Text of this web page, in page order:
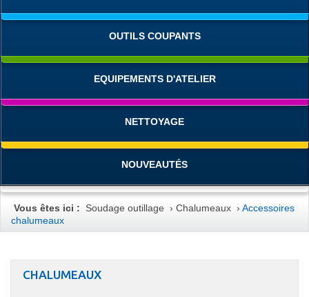
OUTILS COUPANTS
EQUIPEMENTS D'ATELIER
NETTOYAGE
NOUVEAUTÉS
Vous êtes ici : Soudage outillage ›Chalumeaux ›Accessoires
chalumeaux
CHALUMEAUX